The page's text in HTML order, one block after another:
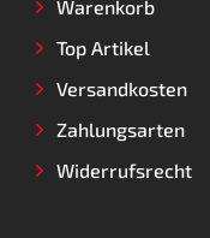
Warenkorb
Top Artikel
Versandkosten
Zahlungsarten
Widerrufsrecht